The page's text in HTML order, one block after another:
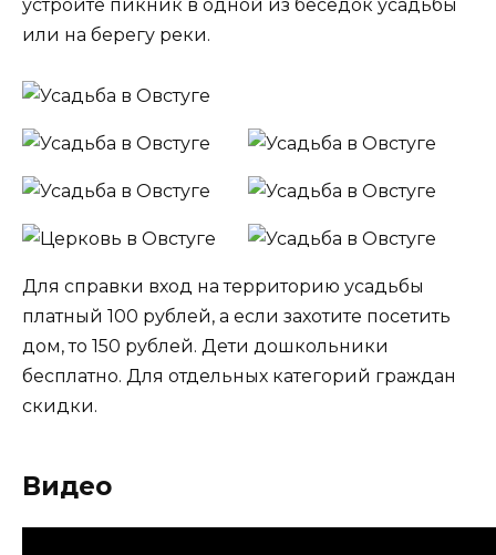
устройте пикник в одной из беседок усадьбы
или на берегу реки.
Для справки вход на территорию усадьбы
платный 100 рублей, а если захотите посетить
дом, то 150 рублей. Дети дошкольники
бесплатно. Для отдельных категорий граждан
скидки.
Видео